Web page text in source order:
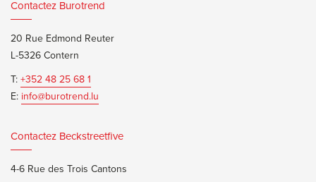
Contactez Burotrend
20 Rue Edmond Reuter
L-5326 Contern
T:+352 48 25 68 1
E: info@burotrend.lu
Contactez Beckstreetfive
4-6 Rue des Trois Cantons